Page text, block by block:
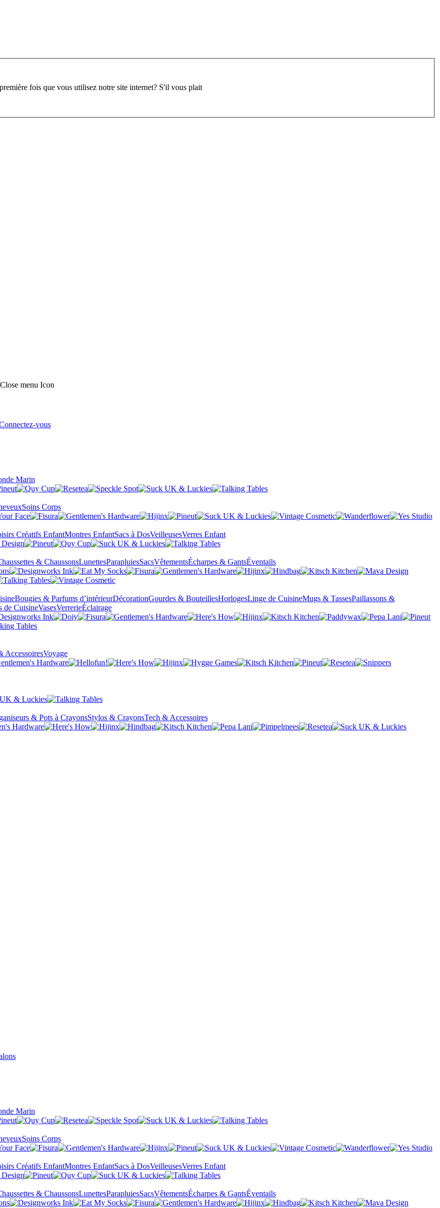
fois que vous utilisez notre site internet? S'il vous plait
vous
Marin
Soins Corps
Créatifs EnfantMontres EnfantSacs à DosVeilleusesVerres Enfant
& ChaussonsLunettesParapluiesSacsVêtementsÉcharpes & GantsÉventails
Bougies & Parfums d’intérieurDécorationGourdes & BouteillesHorlogesLinge de CuisineMugs & TassesPaillassons &
de CuisineVasesVerrerieÉclairage
AccessoiresVoyage
& Pots à CrayonsStylos & CrayonsTech & Accessoires
Marin
Soins Corps
Créatifs EnfantMontres EnfantSacs à DosVeilleusesVerres Enfant
& ChaussonsLunettesParapluiesSacsVêtementsÉcharpes & GantsÉventails